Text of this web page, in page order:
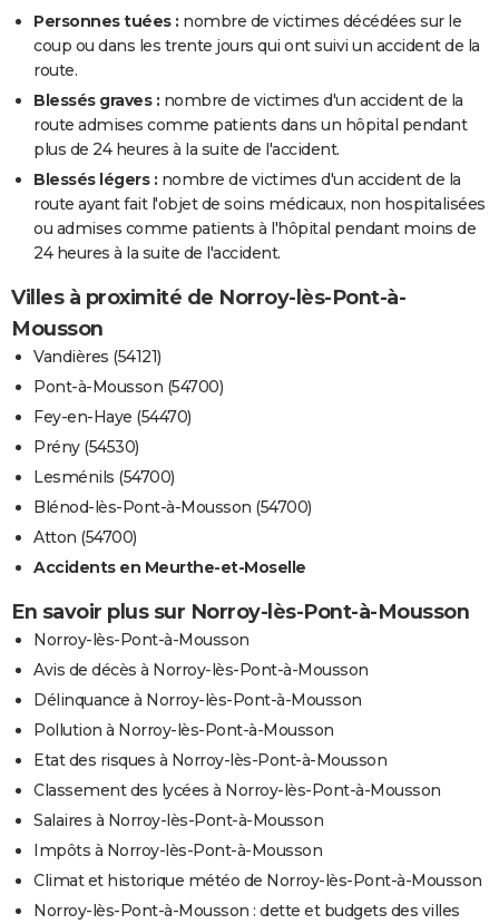
Personnes tuées : nombre de victimes décédées sur le
coup ou dans les trente jours qui ont suivi un accident de la
route.
Blessés graves : nombre de victimes d'un accident de la
route admises comme patients dans un hôpital pendant
plus de 24 heures à la suite de l'accident.
Blessés légers : nombre de victimes d'un accident de la
route ayant fait l'objet de soins médicaux, non hospitalisées
ou admises comme patients à l'hôpital pendant moins de
24 heures à la suite de l'accident.
Villes à proximité de Norroy-lès-Pont-à-
Mousson
Vandières (54121)
Pont-à-Mousson (54700)
Fey-en-Haye (54470)
Prény (54530)
Lesménils (54700)
Blénod-lès-Pont-à-Mousson (54700)
Atton (54700)
Accidents en Meurthe-et-Moselle
En savoir plus sur Norroy-lès-Pont-à-Mousson
Norroy-lès-Pont-à-Mousson
Avis de décès à Norroy-lès-Pont-à-Mousson
Délinquance à Norroy-lès-Pont-à-Mousson
Pollution à Norroy-lès-Pont-à-Mousson
Etat des risques à Norroy-lès-Pont-à-Mousson
Classement des lycées à Norroy-lès-Pont-à-Mousson
Salaires à Norroy-lès-Pont-à-Mousson
Impôts à Norroy-lès-Pont-à-Mousson
Climat et historique météo de Norroy-lès-Pont-à-Mousson
Norroy-lès-Pont-à-Mousson : dette et budgets des villes